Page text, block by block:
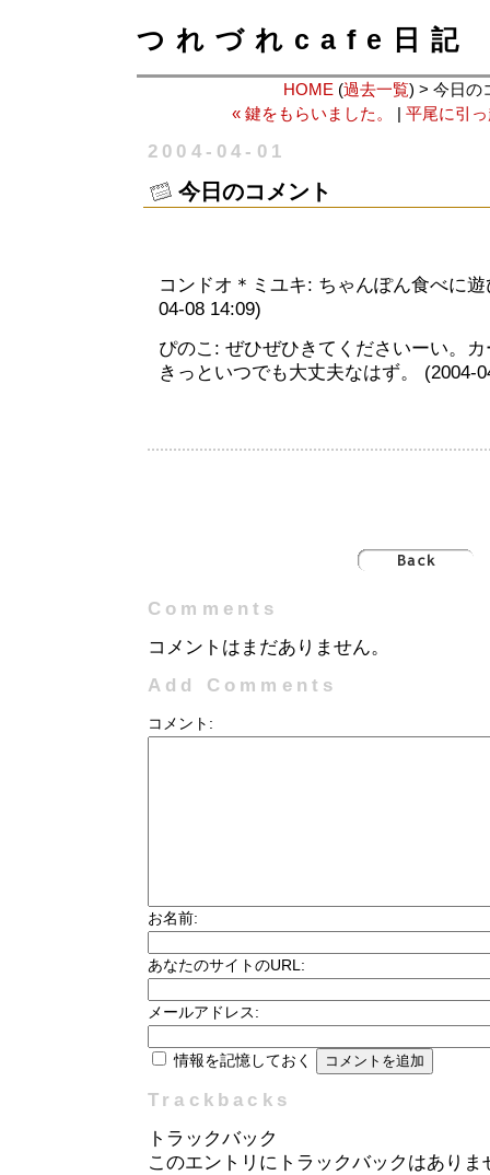
つれづれcafe日記
HOME (過去一覧) > 今日の
« 鍵をもらいました。
平尾に引
2004-04-01
今日のコメント
コンドオ＊ミユキ: ちゃんぽん食べに
04-08 14:09)
ぴのこ: ぜひぜひきてくださいーい。
きっといつでも大丈夫なはず。 (2004-
Comments
コメントはまだありません。
Add Comments
コメント:
お名前:
あなたのサイトのURL:
メールアドレス:
情報を記憶しておく
Trackbacks
トラックバック
このエントリにトラックバックはありま